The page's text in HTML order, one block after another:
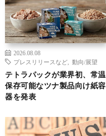
2026.08.08
プレスリリースなど
動向/展望
テトラパックが業界初、常温
保存可能なツナ製品向け紙容
器を発表